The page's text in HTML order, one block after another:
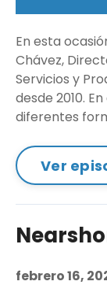
En esta
Chávez,
Servicios y
desde 2010.
diferentes
Ver
febrero 16,